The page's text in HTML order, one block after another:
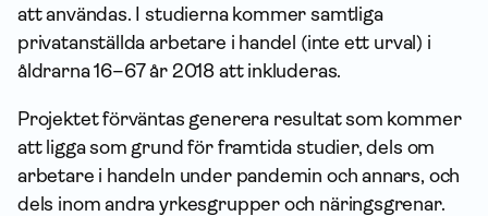
att användas. I studierna kommer samtliga
privatanställda arbetare i handel (inte ett urval) i
åldrarna 16–67 år 2018 att inkluderas.
Projektet förväntas generera resultat som kommer
att ligga som grund för framtida studier, dels om
arbetare i handeln under pandemin och annars, och
dels inom andra yrkesgrupper och näringsgrenar.